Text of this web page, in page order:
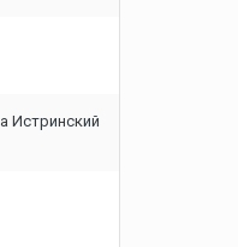
Истринский